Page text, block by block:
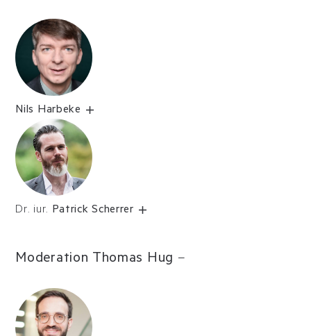
Nils Harbeke
Dr. iur. Patrick Scherrer
Moderation Thomas Hug –